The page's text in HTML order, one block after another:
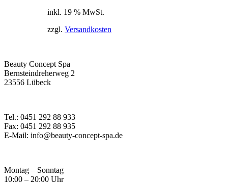
inkl. 19 % MwSt.
zzgl. Versandkosten
Beauty Concept Spa
Bernsteindreherweg 2
23556 Lübeck
Tel.: 0451 292 88 933
Fax: 0451 292 88 935
E-Mail: info@beauty-concept-spa.de
Montag – Sonntag
10:00 – 20:00 Uhr